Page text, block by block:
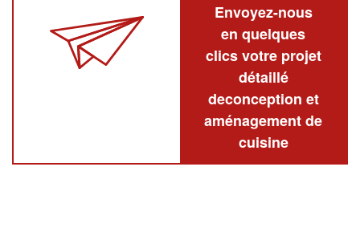
Envoyez-nous
en quelques
clics votre projet
détaillé
deconception et
aménagement de
cuisine